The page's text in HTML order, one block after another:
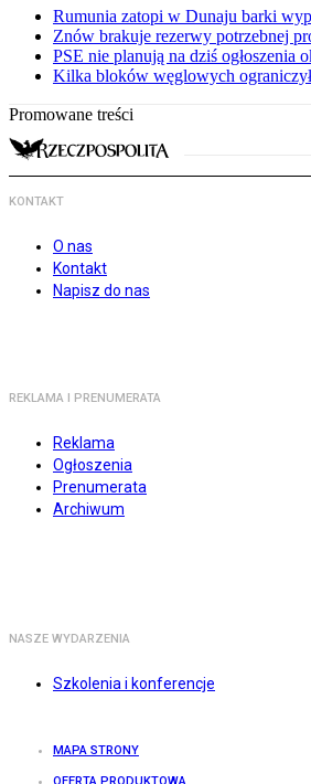
Rumunia zatopi w Dunaju barki
Znów brakuje rezerwy potrzebnej
PSE nie planują na dziś ogłoszenia
Kilka bloków węglowych
Promowane treści
KONTAKT
O nas
Kontakt
Napisz do nas
REKLAMA I PRENUMERATA
Reklama
Ogłoszenia
Prenumerata
Archiwum
NASZE WYDARZENIA
Szkolenia i konferencje
MAPA STRONY